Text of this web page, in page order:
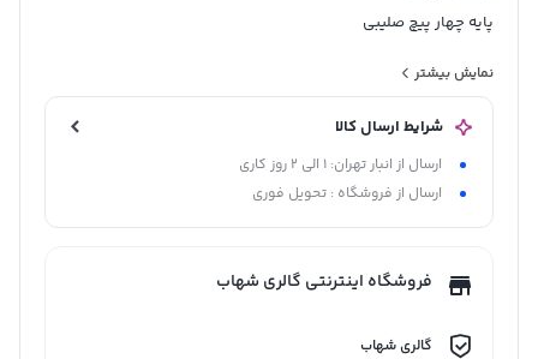
پایه چهار پیچ صلیبی
به همراه پیچ و پلاک و کاور کاپ
نمایش بیشتر
شرایط ارسال کالا
ارسال از انبار تهران: 1 الی 2 روز کاری
ارسال از فروشگاه : تحویل فوری
فروشگاه اینترنتی گالری شهاب
گالری شهاب